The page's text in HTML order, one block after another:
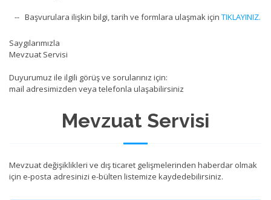
Mevzuat Servisi
Mevzuat değişiklikleri ve dış ticaret gelişmelerinden haberdar olmak
için e-posta adresinizi e-bülten listemize kaydedebilirsiniz.
-- Başvurulara ilişkin bilgi, tarih ve formlara ulaşmak için TIKLAYINIZ.
Saygılarımızla
Mevzuat Servisi
Duyurumuz ile ilgili görüş ve sorularınız için:
mail adresimizden veya telefonla ulaşabilirsiniz